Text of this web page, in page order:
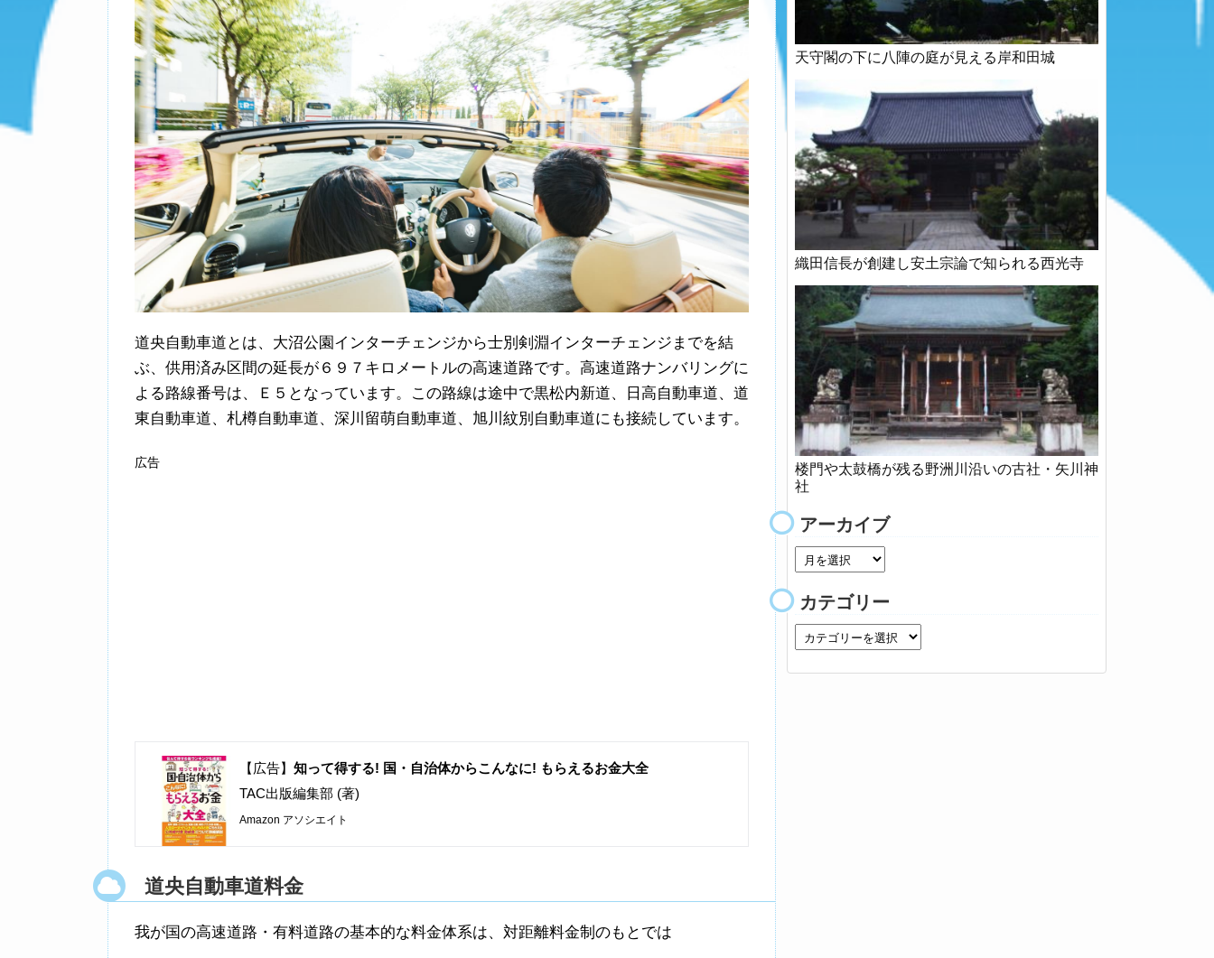
道央自動車道とは、大沼公園インターチェンジから士別剣淵インターチェンジまでを結
ぶ、供用済み区間の延長が６９７キロメートルの高速道路です。高速道路ナンバリングに
よる路線番号は、Ｅ５となっています。この路線は途中で黒松内新道、日高自動車道、道
東自動車道、札樽自動車道、深川留萌自動車道、旭川紋別自動車道にも接続しています。
広告
【広告】 知って得する! 国・自治体からこんなに! もらえるお金大全
TAC出版編集部 (著)
Amazon アソシエイト
道央自動車道料金
我が国の高速道路・有料道路の基本的な料金体系は、対距離料金制のもとでは
天守閣の下に八陣の庭が見える岸和田城
織田信長が創建し安土宗論で知られる西光寺
楼門や太鼓橋が残る野洲川沿いの古社・矢川神
社
アーカイブ
カテゴリー